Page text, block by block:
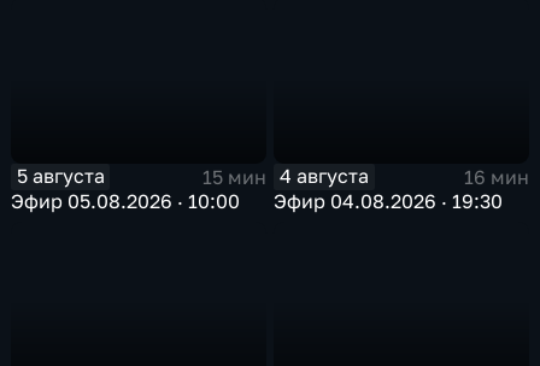
5 августа
15 мин
Эфир 05.08.2026 · 10:00
4 августа
16 мин
Эфир 04.08.2026 · 19:30